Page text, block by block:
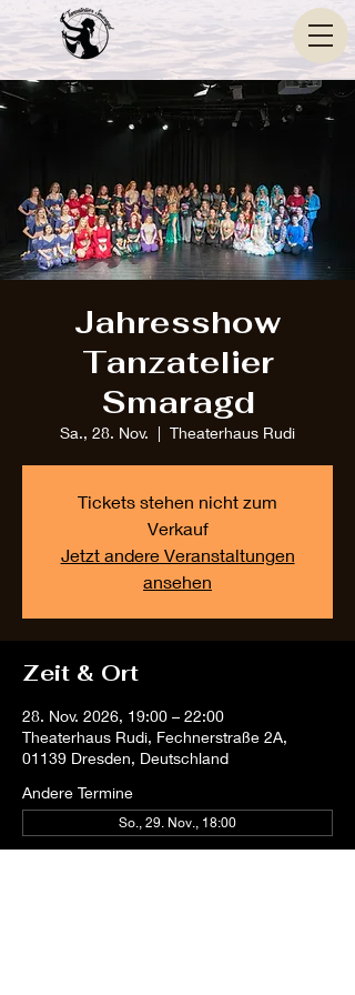
Jahresshow
Tanzatelier
Smaragd
Sa., 28. Nov.
  |
Theaterhaus Rudi
Tickets stehen nicht zum
Verkauf
Jetzt andere Veranstaltungen
ansehen
Zeit & Ort
28. Nov. 2026, 19:00 – 22:00
Theaterhaus Rudi, Fechnerstraße 2A,
01139 Dresden, Deutschland
Andere Termine
So., 29. Nov., 18:00